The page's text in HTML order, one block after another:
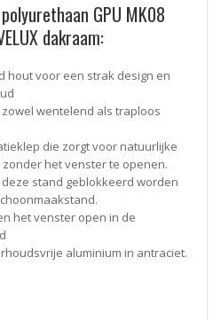
GPU MK08
dakraam:
hout voor een strak design en
wentelend als traploos
die zorgt voor natuurlijke
het venster te openen.
deze stand geblokkeerd worden
het venster open in de
aluminium in antraciet.